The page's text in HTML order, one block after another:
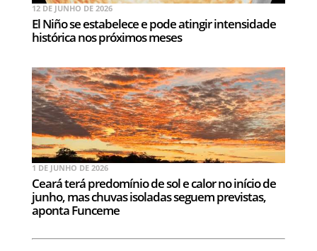
12 DE JUNHO DE 2026
El Niño se estabelece e pode atingir intensidade
histórica nos próximos meses
1 DE JUNHO DE 2026
Ceará terá predomínio de sol e calor no início de
junho, mas chuvas isoladas seguem previstas,
aponta Funceme